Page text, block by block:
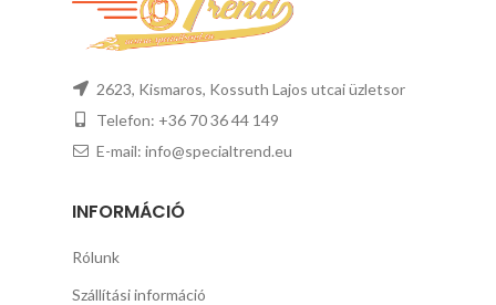
2623, Kismaros, Kossuth Lajos utcai üzletsor
Telefon: +36 70 36 44 149
E-mail: info@specialtrend.eu
INFORMÁCIÓ
Rólunk
Szállítási információ